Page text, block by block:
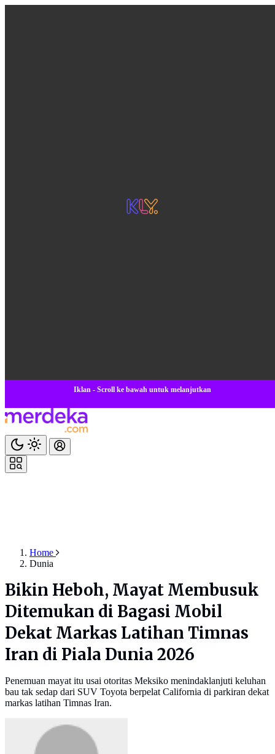
Iklan - Scroll ke bawah untuk melanjutkan
Home
Dunia
Bikin Heboh, Mayat Membusuk
Ditemukan di Bagasi Mobil
Dekat Markas Latihan Timnas
Iran di Piala Dunia 2026
Penemuan mayat itu usai otoritas Meksiko menindaklanjuti keluhan
bau tak sedap dari SUV Toyota berpelat California di parkiran dekat
markas latihan Timnas Iran.